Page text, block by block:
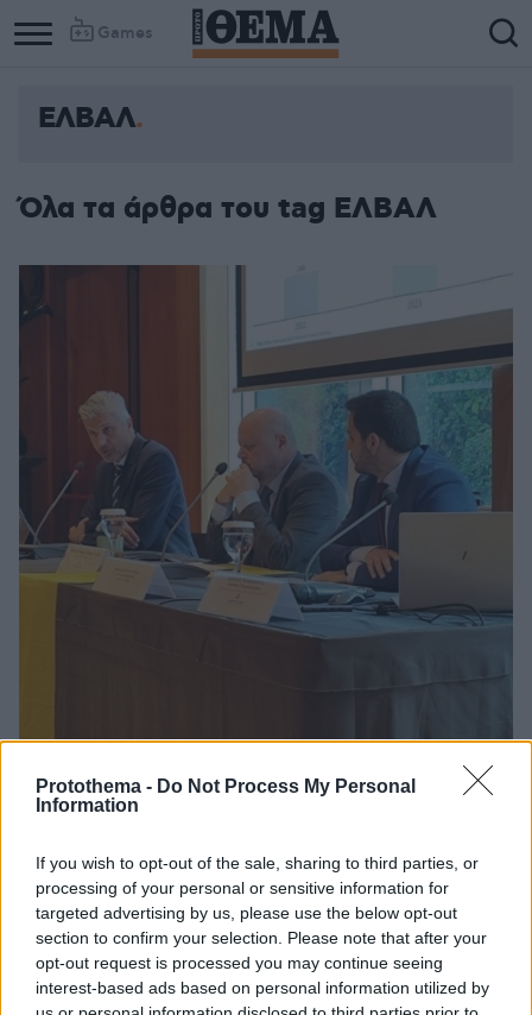
Protothema - Do Not Process My Personal
Information
If you wish to opt-out of the sale, sharing to third parties, or
processing of your personal or sensitive information for
targeted advertising by us, please use the below opt-out
section to confirm your selection. Please note that after your
opt-out request is processed you may continue seeing
interest-based ads based on personal information utilized by
Games
ΕΛΒΑΛ
Όλα τα άρθρα του tag ΕΛΒΑΛ
ΕΛΒΑΛΧΑΛΚΟΡ: Καμπανάκι για ενέργεια, μεταφορικά
Συγκρατημένη αισιοδοξία για τη ζήτηση το 2026
αλλά περιορισμένη ορατότητα λόγω γεωπολιτικών
εντάσεων - Οι δασμοί των ΗΠΑ που αναστάτωσαν την
αγορά scrap στην Ευρώπη και η ώθηση από τα data
centers - Φρένο στις επενδύσεις, τι είπε η διοίκηση
στην τηλεδιάσκεψη με τους αναλυτές
05.03.2026, 09:26